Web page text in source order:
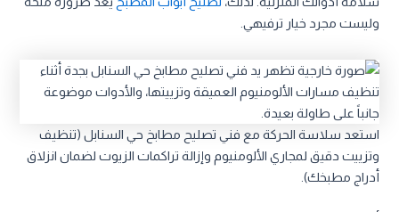
وليست مجرد خيار ترفيهي.
استعد سلاسة الحركة مع فني تصليح مطابخ حي السنابل (تنظيف
وتزييت دقيق لمجاري الألومنيوم وإزالة تراكمات الزيوت لضمان انزلاق
أدراج مطبخك).